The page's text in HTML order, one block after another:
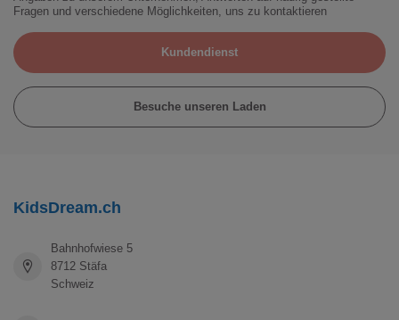
Fragen und verschiedene Möglichkeiten, uns zu kontaktieren
Kundendienst
Besuche unseren Laden
KidsDream.ch
Bahnhofwiese 5
8712 Stäfa
Schweiz